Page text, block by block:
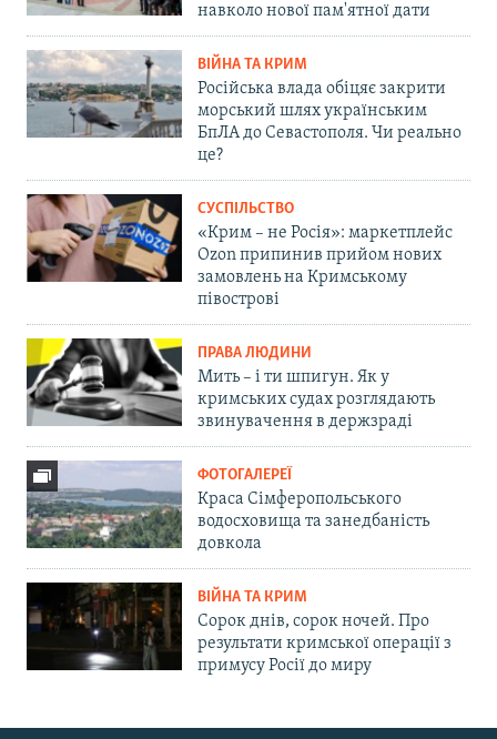
навколо нової пам'ятної дати
ВІЙНА ТА КРИМ
Російська влада обіцяє закрити
морський шлях українським
БпЛА до Севастополя. Чи реально
це?
СУСПІЛЬСТВО
«Крим – не Росія»: маркетплейс
Ozon припинив прийом нових
замовлень на Кримському
півострові
ПРАВА ЛЮДИНИ
Мить – і ти шпигун. Як у
кримських судах розглядають
звинувачення в держзраді
ФОТОГАЛЕРЕЇ
Краса Сімферопольського
водосховища та занедбаність
довкола
ВІЙНА ТА КРИМ
Сорок днів, сорок ночей. Про
результати кримської операції з
примусу Росії до миру